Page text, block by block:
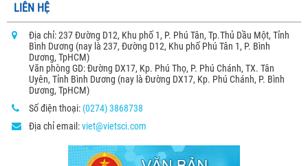
LIÊN HỆ
Địa chỉ: 237 Đường D12, Khu phố 1, P. Phú Tân, Tp.Thủ Dầu Một, Tỉnh
Bình Dương (nay là 237, Đường D12, Khu phố Phú Tân 1, P. Bình
Dương, TpHCM)
Văn phòng GD: Đường DX17, Kp. Phú Thọ, P. Phú Chánh, TX. Tân
Uyên, Tỉnh Bình Dương (nay là Đường DX17, Kp. Phú Chánh, P. Bình
Dương, TpHCM)
Số điện thoại: (0274) 3868738
Địa chỉ email:viet@vietsci.com